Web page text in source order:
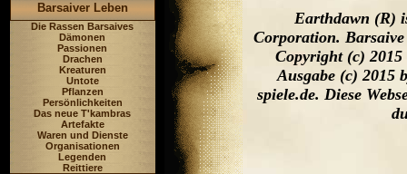
Barsaiver Leben
Die Rassen Barsaives
Dämonen
Passionen
Drachen
Kreaturen
Untote
Pflanzen
Persönlichkeiten
Das neue T'kambras
Artefakte
Waren und Dienste
Organisationen
Legenden
Reittiere
Earthdawn (R)
Corporation.
Copyright (c)
Ausgabe (c) 2015
spiele.de. Diese